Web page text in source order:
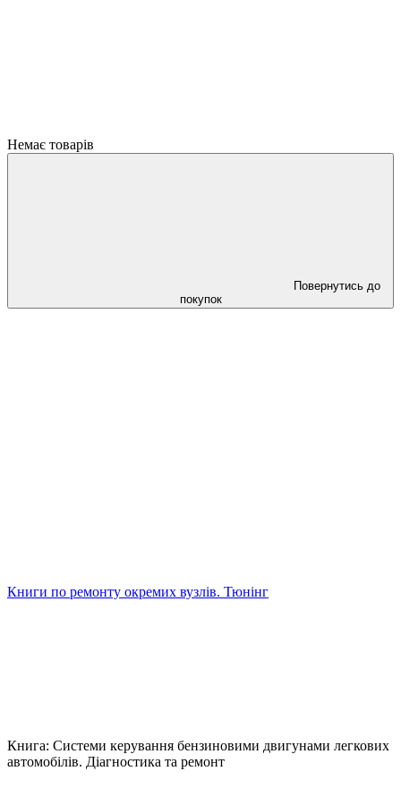
Немає товарів
Повернутись до
покупок
Книги по ремонту окремих вузлів. Тюнінг
Книга: Системи керування бензиновими двигунами легкових
автомобілів. Діагностика та ремонт